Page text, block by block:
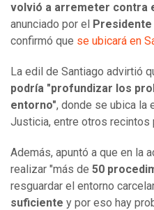
volvió a arremeter contra
anunciado por el
confirmó que se ubicará en
La edil de Santiago advirtió
podría "profundizar los
entorno", donde se ubica la
Justicia, entre otros recintos
Además, apuntó a que en la
realizar "más de 50
resguardar el entorno
suficiente y por eso hay